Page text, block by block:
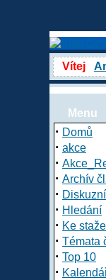
Vítej
Menu
· Domů
· akce
·
· Archív
·
· Hledání
· Ke
· Témata
· Top 10
·